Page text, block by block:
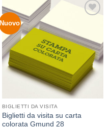
Nuovo
dei
desideri
BIGLIETTI DA VISITA
Biglietti da visita su carta
colorata Gmund 28